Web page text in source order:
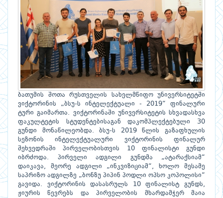
ბათუმის შოთა რუსთველის სახელმწიფო უნივერსიტეტში
ვიქტორინის „ბსუ-ს ინტელექტუალი - 2019“ ფინალური
ტური გაიმართა. ვიქტორინაში უნივერსიტეტის სხვადასხვა
ფაკულტეტის სტუდენტებისაგან დაკომპლექტებული 30
გუნდი მონაწილეობდა. ბსუ-ს 2019 წლის გაზაფხულის
სეზონის ინტელექტუალური ვიქტორინის ფინალურ
შეხვედრაში პირველობისთვის 10 ფინალისტი გუნდი
იბრძოდა. პირველი ადგილი გუნდმა „ატარაქსიამ“
დაიკავა, მეორე ადგილი „ინკვიზიციამ“, ხოლო მესამე
საპრიზო ადგილზე „ბონზუ პიპინ პოდლი ოპსო კოპოლისი“
გავიდა. ვიქტორინის დასასრულს 10 ფინალისტ გუნდს,
ჟიურის წევრებს და პირველობის მხარდამჭერ მაია